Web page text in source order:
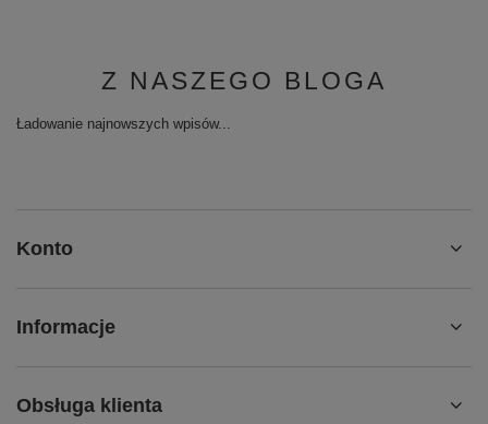
Z NASZEGO BLOGA
Ładowanie najnowszych wpisów...
Konto
Informacje
Obsługa klienta